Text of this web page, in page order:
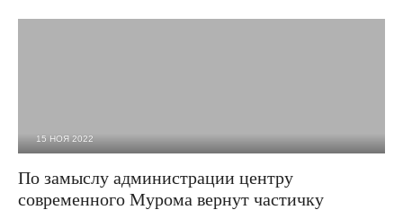
15 НОЯ 2022
По замыслу администрации центру
современного Мурома вернут частичку